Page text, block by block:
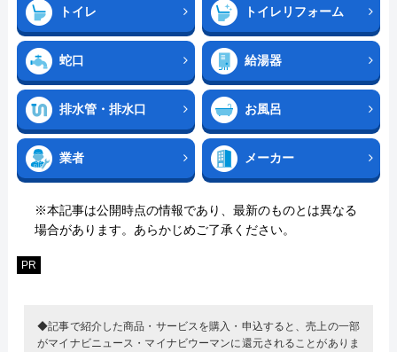
トイレ トイレリフォーム
蛇口 給湯器
排水管・排水口 お風呂
業者 メーカー
※本記事は公開時点の情報であり、最新のものとは異なる
場合があります。あらかじめご了承ください。
PR
◆記事で紹介した商品・サービスを購入・申込すると、売上の一部
がマイナビニュース・マイナビウーマンに還元されることがありま